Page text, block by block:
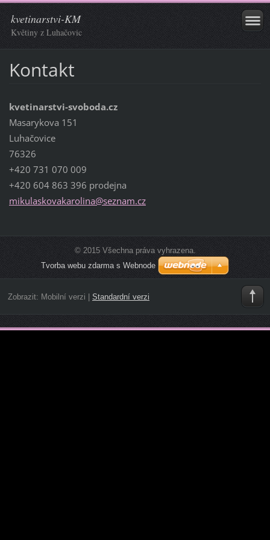
kvetinarstvi-KM
Květiny z Luhačovic
Kontakt
kvetinarstvi-svoboda.cz
Masarykova 151
Luhačovice
76326
+420 731 070 009
+420 604 863 396 prodejna
mikulaskovakarolina@seznam.cz
© 2015 Všechna práva vyhrazena.
Tvorba webu zdarma s Webnode
Zobrazit: Mobilní verzi Standardní verzi